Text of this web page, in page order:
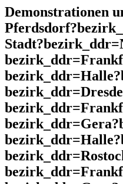
Demonstrationen